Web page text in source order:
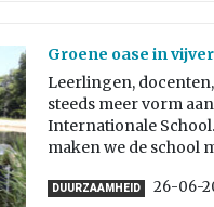
Groene oase in
Leerlingen,
steeds meer vorm
Internationale
maken we de school
DUURZAAMHEID 26-06-